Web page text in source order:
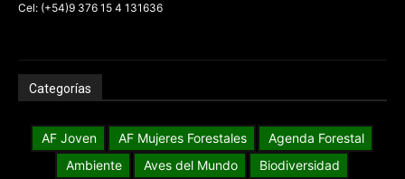
Cel: (+54)9 376 15 4 131636
Categorías
AF Joven AF Mujeres Forestales
Agenda Forestal
Ambiente
Aves del Mundo
Biodiversidad